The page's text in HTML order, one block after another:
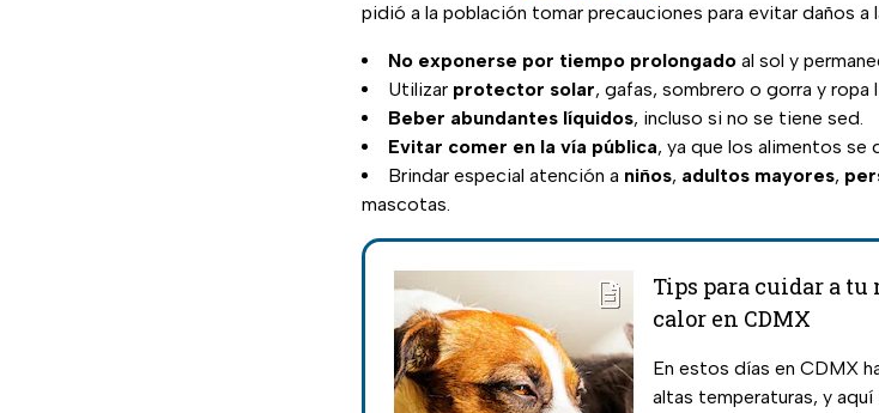
pidió a la población tomar precauciones para evitar daños a
No exponerse por tiempo prolongado al sol y
Utilizar protector solar, gafas, sombrero o gorra y ropa
Beber abundantes líquidos, incluso si no se tiene sed.
Evitar comer en la vía pública, ya que los alimentos se
Brindar especial atención a niños, adultos mayores,
mascotas.
Tips para cuidar a tu
calor en CDMX
En estos días en CDMX
altas temperaturas, y